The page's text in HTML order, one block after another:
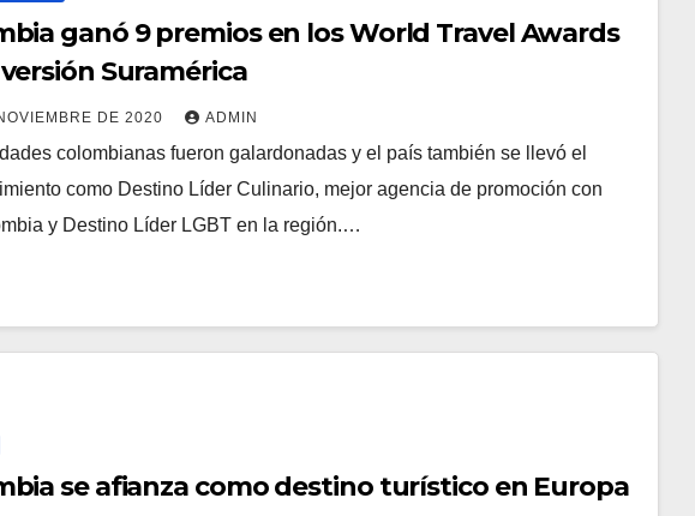
ganó 9 premios en los World Travel Awards
Suramérica
DE 2020 ADMIN
colombianas fueron galardonadas y el país también se llevó el
como Destino Líder Culinario, mejor agencia de promoción con
y Destino Líder LGBT en la región.…
se afianza como destino turístico en Europa